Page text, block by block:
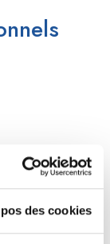
des cookies